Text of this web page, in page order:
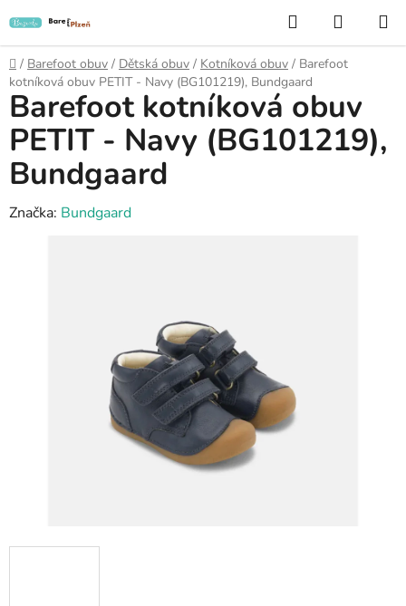
na
obsah
Hledat
KOŠÍK
Domů
/ Barefoot obuv / Dětská obuv / Kotníková obuv / Barefoot
kotníková obuv PETIT - Navy (BG101219), Bundgaard
Barefoot kotníková obuv
PETIT - Navy (BG101219),
Bundgaard
Značka: Bundgaard